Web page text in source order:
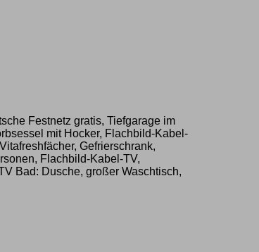
Festnetz gratis, Tiefgarage im
mit Hocker, Flachbild-Kabel-
Gefrierschrank,
Flachbild-Kabel-TV,
Bad: Dusche, großer Waschtisch,